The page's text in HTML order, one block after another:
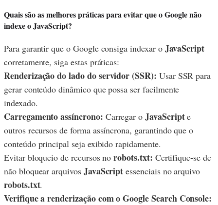
Quais são as melhores práticas para evitar que o Google não
indexe o JavaScript?
Para garantir que o Google consiga indexar o JavaScript
corretamente, siga estas práticas:
Renderização do lado do servidor (SSR): Usar SSR para
gerar conteúdo dinâmico que possa ser facilmente
indexado.
Carregamento assíncrono: Carregar oJavaScripte
outros recursos de forma assíncrona, garantindo que o
conteúdo principal seja exibido rapidamente.
Evitar bloqueio de recursos norobots.txt: Certifique-se de
não bloquear arquivos JavaScript essenciais no arquivo
robots.txt.
Verifique a renderização com o Google Search Console: